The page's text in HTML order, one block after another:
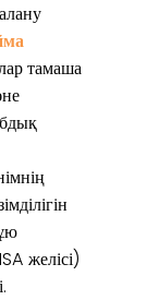
тамаша
желісі)